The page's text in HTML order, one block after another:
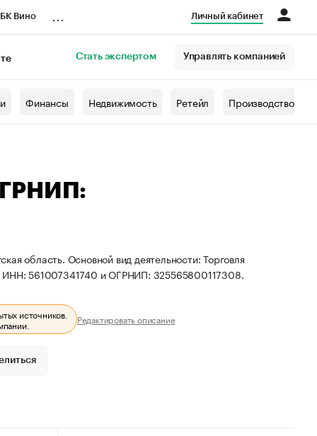
Вино Личный кабинет
Стать экспертом Управлять компанией
Финансы Недвижимость Ретейл Производство
область. Основной вид деятельности: Торговля
ИНН: 561007341740 и ОГРНИП: 325565800117308.
источников.
Редактировать описание